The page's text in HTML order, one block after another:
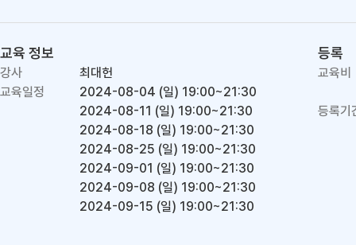
교육 정보
강사
최대헌
교육일정
2024-08-04 (일) 19:00~21:30
2024-08-11 (일) 19:00~21:30
2024-08-18 (일) 19:00~21:30
2024-08-25 (일) 19:00~21:30
2024-09-01 (일) 19:00~21:30
2024-09-08 (일) 19:00~21:30
2024-09-15 (일) 19:00~21:30
등록
교육비
등록기